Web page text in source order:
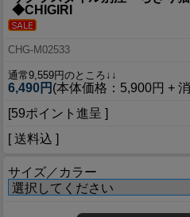
◆CHIGIRI
CHG-M02533
通常9,559円のところ↓↓
6,490円 (本体価格：5,900円 +
[59ポイント進呈 ]
[ 送料込 ]
サイズ／カラー